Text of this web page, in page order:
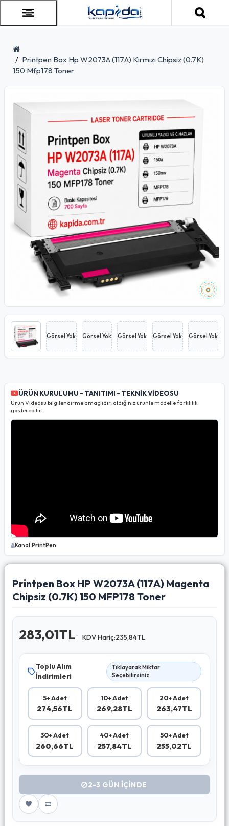
Printpen Box Hp W2073A (117A) Kırmızı Chipsiz (0.7K)
150 Mfp178 Toner
Görsel Yok Görsel Yok Görsel Yok Görsel Yok Görsel Yok
ÜRÜN KURULUMU - TANITIMI - TEKNİK VİDEOSU
Ürün Videosu bilgilendirme amaçlıdır, aldığınız ürünle modelle farklılık
gösterebilir.
Kanal:PrintPen
Printpen Box HP W2073A (117A) Magenta
Chipsiz (0.7K) 150 MFP178 Toner
283,01TL KDV Hariç:235,84TL
Toplu Alım
İndirimleri
Tıklayarak Miktar
Seçebilirsiniz
5+ Adet
274,56TL
10+ Adet
269,28TL
20+ Adet
263,47TL
30+ Adet
260,66TL
40+ Adet
257,84TL
50+ Adet
255,02TL
2-3 GÜN IÇINDE